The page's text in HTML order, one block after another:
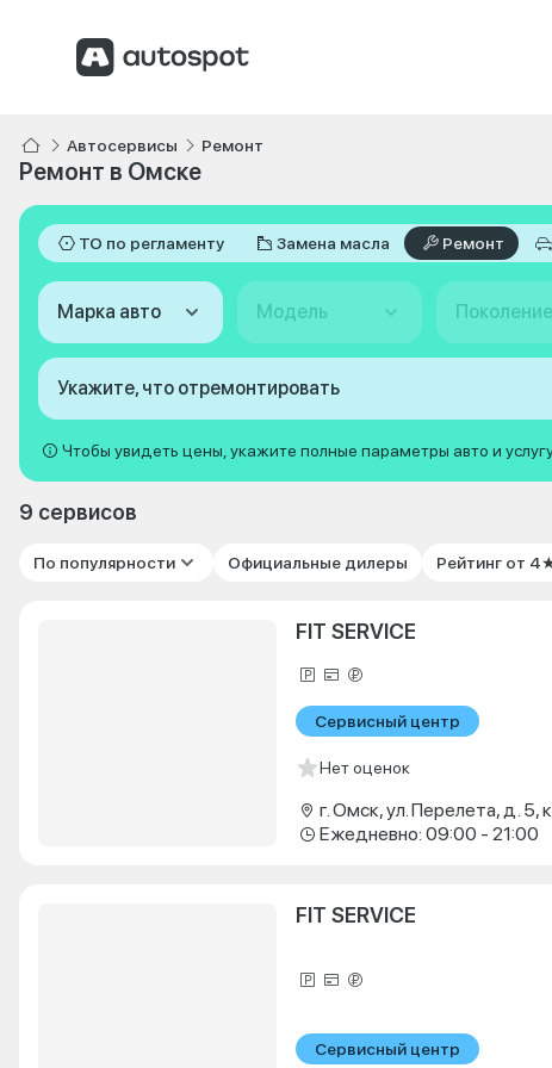
Автосервисы Ремонт
Ремонт в Омске
ТО по регламенту Замена масла Ремонт
Марка авто Модель Поколение
Укажите, что отремонтировать
Чтобы увидеть цены, укажите полные параметры авто и
9 сервисов
По популярности Официальные дилеры Рейтинг от
FIT SERVICE
Сервисный центр
Нет оценок
г. Омск, ул. Перелета, д. 5,
Ежедневно: 09:00 - 21:00
FIT SERVICE
Сервисный центр